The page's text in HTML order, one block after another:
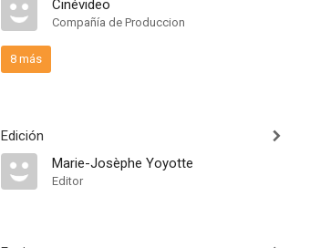
Cinévideo
Compañía de Produccion
8 más
Edición
Marie-Josèphe Yoyotte
Editor